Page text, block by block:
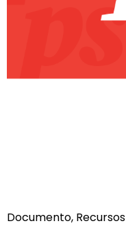
Documento, Recursos